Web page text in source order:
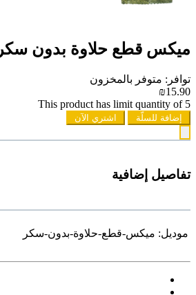
ميكس قطع حلاوة بدون سكر
توافر: متوفر بالمخزون
₪15.90
This product has limit quantity of 5
إضافة للسلّة اشتري الآن
تفاصيل إضافية
موديل: ميكس-قطع-حلاوة-بدون-سكر